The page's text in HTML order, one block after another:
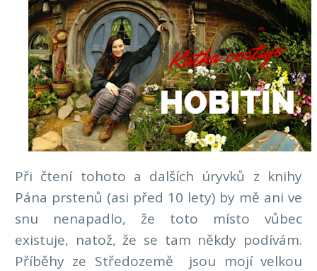
Při čtení tohoto a dalších úryvků z knihy
Pána prstenů (asi před 10 lety) by mě ani ve
snu nenapadlo, že toto místo vůbec
existuje, natož, že se tam někdy podívám.
Příběhy ze Středozemě jsou mojí velkou